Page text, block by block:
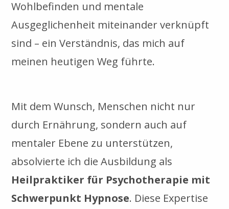
Wohlbefinden und mentale
Ausgeglichenheit miteinander verknüpft
sind – ein Verständnis, das mich auf
meinen heutigen Weg führte.
Mit dem Wunsch, Menschen nicht nur
durch Ernährung, sondern auch auf
mentaler Ebene zu unterstützen,
absolvierte ich die Ausbildung als
Heilpraktiker für Psychotherapie mit
Schwerpunkt Hypnose. Diese Expertise